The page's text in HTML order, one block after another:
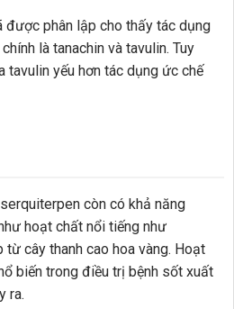
phân lập cho thấy tác dụng
là tanachin và tavulin. Tuy
tavulin yếu hơn tác dụng ức chế
còn có khả năng
hoạt chất nổi tiếng như
cây thanh cao hoa vàng. Hoạt
biến trong điều trị bệnh sốt xuất
ra.